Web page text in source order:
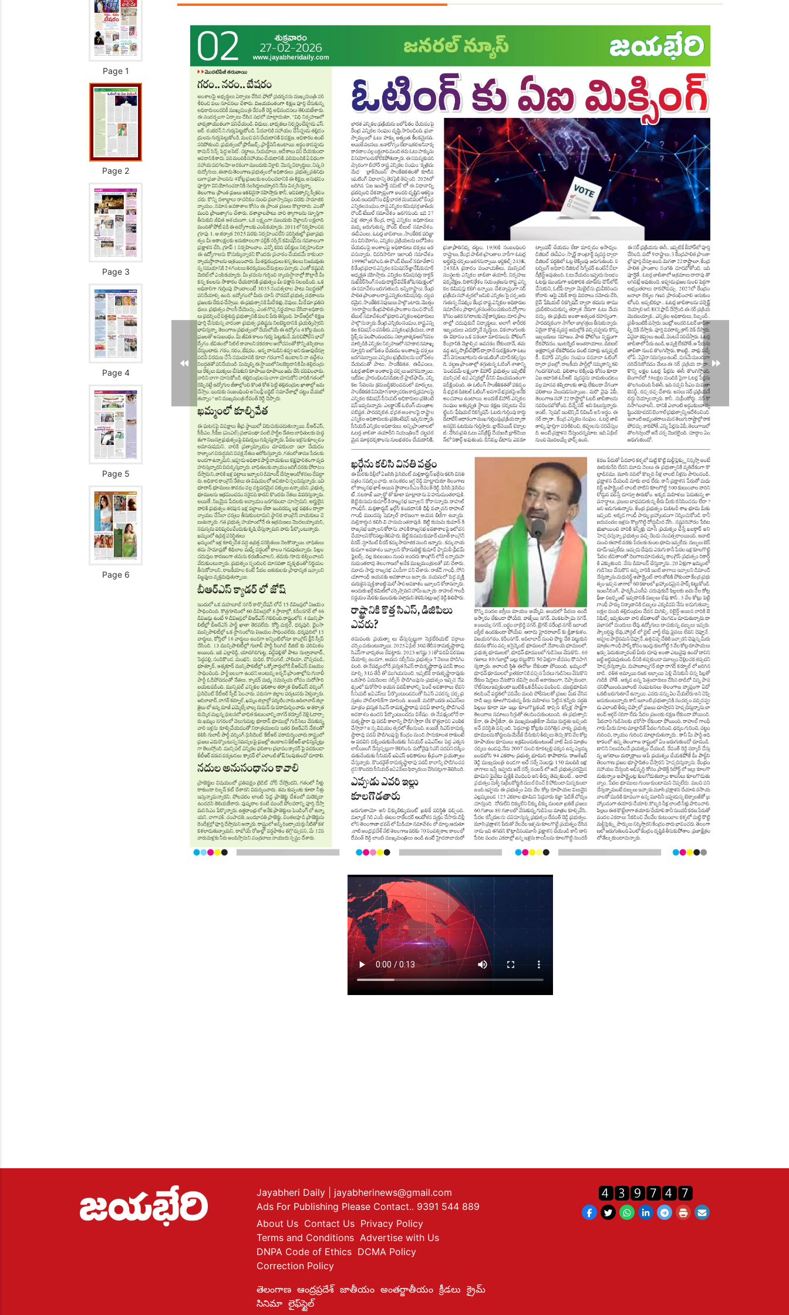
Page 1
Page 2
Page 3
Page 4
Page 5
Page 6
Jayabheri Daily
| jayabherinews@gmail.com
Ads For Publishing Please Contact.. 9391 544 889
About Us Contact Us Privacy Policy
Terms and Conditions Advertise with Us
DNPA Code of Ethics DCMA Policy
Correction Policy
తెలంగాణ ఆంద్రప్రదేశ్ జాతీయం అంతర్జాతీయం క్రీడలు క్రైమ్
సినిమా లైఫ్‌స్టైల్